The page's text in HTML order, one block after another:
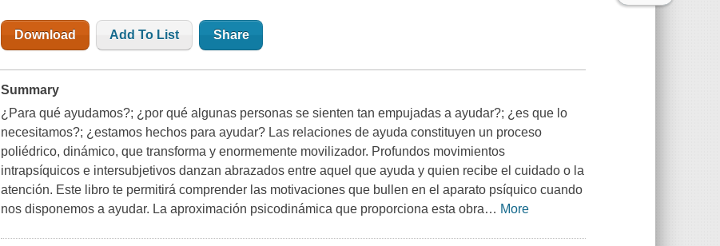
Download Add To List Share
Summary
¿Para qué ayudamos?; ¿por qué algunas personas se sienten tan empujadas a ayudar?; ¿es que lo
necesitamos?; ¿estamos hechos para ayudar? Las relaciones de ayuda constituyen un proceso
poliédrico, dinámico, que transforma y enormemente movilizador. Profundos movimientos
intrapsíquicos e intersubjetivos danzan abrazados entre aquel que ayuda y quien recibe el cuidado o la
atención. Este libro te permitirá comprender las motivaciones que bullen en el aparato psíquico cuando
nos disponemos a ayudar. La aproximación psicodinámica que proporciona esta obra… More